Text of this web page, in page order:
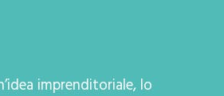
imprenditoriale, lo